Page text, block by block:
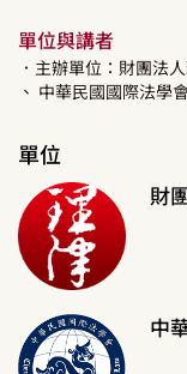
單位與講者
．主辦單位：財團法
、 中華民國國際法學
單位
財
中